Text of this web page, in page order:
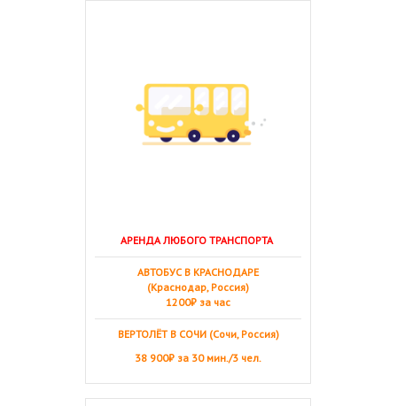
АРЕНДА ЛЮБОГО ТРАНСПОРТА
АВТОБУС В КРАСНОДАРЕ
(Краснодар, Россия)
1200₽ за час
ВЕРТОЛЁТ В СОЧИ (Сочи, Россия)
38 900₽ за 30 мин./3 чел.